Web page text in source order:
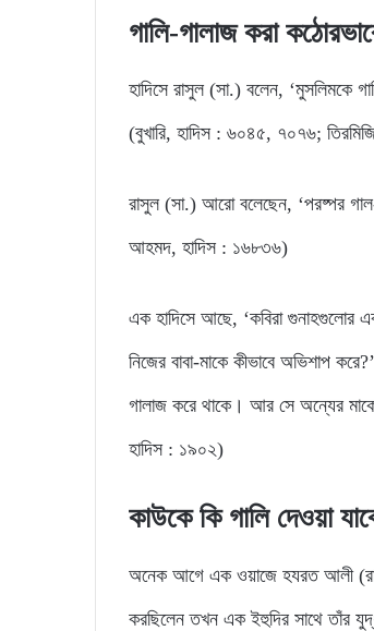
গালি-গালাজ করা
হাদিসে রাসুল (সা.) বলেন, ‘মুসলিমকে
(বুখারি, হাদিস : ৬০৪৫, ৭০৭৬;
রাসুল (সা.) আরো বলেছেন, ‘পরষ্পর গাল-
আহমদ, হাদিস : ১৬৮৩৬)
এক হাদিসে আছে, ‘কবিরা গুনাহগুলোর
নিজের বাবা-মাকে কীভাবে অভিশাপ
গালাজ করে থাকে। আর সে অন্যের মাকে
হাদিস : ১৯০২)
কাউকে কি গালি দেওয়া
অনেক আগে এক ওয়াজে হযরত আলী
করছিলেন তখন এক ইহুদির সাথে তাঁর